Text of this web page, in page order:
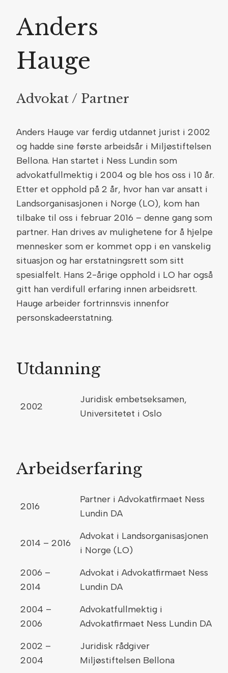
Anders
Hauge
Advokat / Partner
Anders Hauge var ferdig utdannet jurist i 2002
og hadde sine første arbeidsår i Miljøstiftelsen
Bellona. Han startet i Ness Lundin som
advokatfullmektig i 2004 og ble hos oss i 10 år.
Etter et opphold på 2 år, hvor han var ansatt i
Landsorganisasjonen i Norge (LO), kom han
tilbake til oss i februar 2016 – denne gang som
partner. Han drives av mulighetene for å hjelpe
mennesker som er kommet opp i en vanskelig
situasjon og har erstatningsrett som sitt
spesialfelt. Hans 2-årige opphold i LO har også
gitt han verdifull erfaring innen arbeidsrett.
Hauge arbeider fortrinnsvis innenfor
personskadeerstatning.
Utdanning
2002
Juridisk embetseksamen,
Universitetet i Oslo
Arbeidserfaring
2016
Partner i Advokatfirmaet Ness
Lundin DA
2014 – 2016
Advokat i Landsorganisasjonen
i Norge (LO)
2006 –
2014
Advokat i Advokatfirmaet Ness
Lundin DA
2004 –
2006
Advokatfullmektig i
Advokatfirmaet Ness Lundin DA
2002 –
2004
Juridisk rådgiver
Miljøstiftelsen Bellona